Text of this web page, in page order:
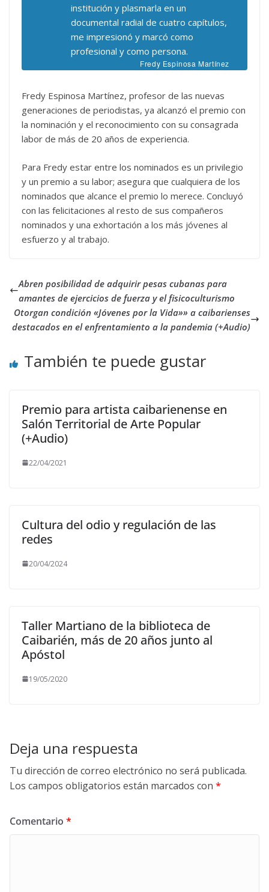
institución y plasmarla en un
documental radial de cuatro capítulos,
me impresionó y marcó como
profesional y como persona.
Fredy Espinosa Martínez
Fredy Espinosa Martínez, profesor de las nuevas
generaciones de periodistas, ya alcanzó el premio con
la nominación y el reconocimiento con su consagrada
labor de más de 20 años de experiencia.
Para Fredy estar entre los nominados es un privilegio
y un premio a su labor; asegura que cualquiera de los
nominados que alcance el premio lo merece. Concluyó
con las felicitaciones al resto de sus compañeros
nominados y una exhortación a los más jóvenes al
esfuerzo y al trabajo.
Abren posibilidad de adquirir pesas cubanas para
amantes de ejercicios de fuerza y el fisicoculturismo
Otorgan condición «Jóvenes por la Vida»» a caibarienses
destacados en el enfrentamiento a la pandemia (+Audio)
También te puede gustar
Premio para artista caibarienense en
Salón Territorial de Arte Popular
(+Audio)
22/04/2021
Cultura del odio y regulación de las
redes
20/04/2024
Taller Martiano de la biblioteca de
Caibarién, más de 20 años junto al
Apóstol
19/05/2020
Deja una respuesta
Tu dirección de correo electrónico no será publicada.
Los campos obligatorios están marcados con *
Comentario *